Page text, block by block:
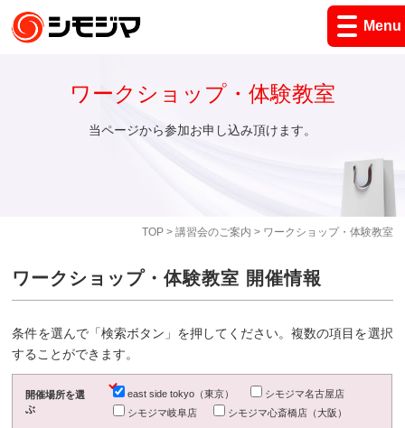
Menu
TOP> 講習会のご案内 > ワークショップ・体験教室
ワークショップ・体験教室
当ページから参加お申し込み頂けます。
ワークショップ・体験教室 開催情報
条件を選んで「検索ボタン」を押してください。複数の項目を選択
することができます。
開催場所を選
ぶ
east side tokyo（東京）
シモジマ名古屋店
シモジマ岐阜店
シモジマ心斎橋店（大阪）